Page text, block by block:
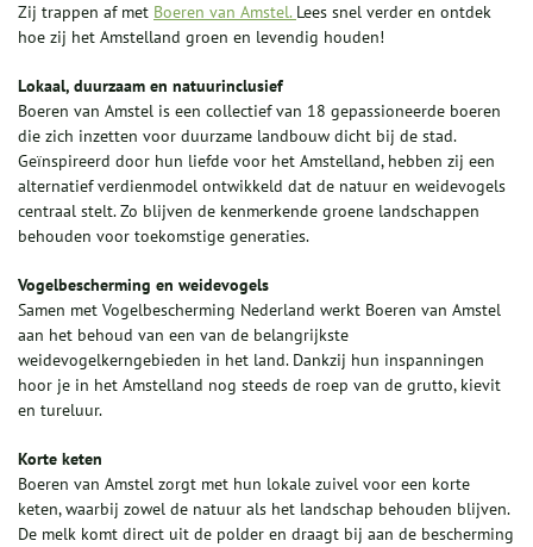
Zij trappen af met Boeren van Amstel. Lees snel verder en ontdek
hoe zij het Amstelland groen en levendig houden!
Lokaal, duurzaam en natuurinclusief
Boeren van Amstel is een collectief van 18 gepassioneerde boeren
die zich inzetten voor duurzame landbouw dicht bij de stad.
Geïnspireerd door hun liefde voor het Amstelland, hebben zij een
alternatief verdienmodel ontwikkeld dat de natuur en weidevogels
centraal stelt. Zo blijven de kenmerkende groene landschappen
behouden voor toekomstige generaties.
Vogelbescherming en weidevogels
Samen met Vogelbescherming Nederland werkt Boeren van Amstel
aan het behoud van een van de belangrijkste
weidevogelkerngebieden in het land. Dankzij hun inspanningen
hoor je in het Amstelland nog steeds de roep van de grutto, kievit
en tureluur.
Korte keten
Boeren van Amstel zorgt met hun lokale zuivel voor een korte
keten, waarbij zowel de natuur als het landschap behouden blijven.
De melk komt direct uit de polder en draagt bij aan de bescherming